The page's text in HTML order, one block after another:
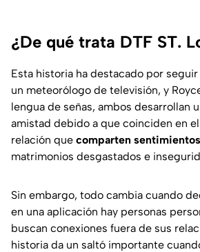
¿De qué trata DTF ST.
Esta historia ha destacado por seguir
un meteorólogo de televisión, y
lengua de señas, ambos desarrollan
amistad debido a que coinciden en
relación que comparten
matrimonios desgastados e
Sin embargo, todo cambia cuando
en una aplicación hay personas
buscan conexiones fuera de sus
historia da un saltó importante